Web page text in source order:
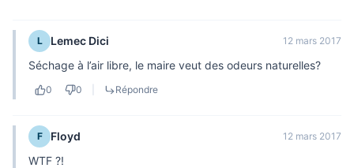
L Lemec Dici 12 mars 2017
Séchage à l’air libre, le maire veut des odeurs naturelles?
0 0 Répondre
F Floyd 12 mars 2017
WTF ?!